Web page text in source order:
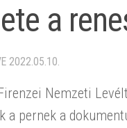
a
2022.05.10.
Nemzeti
a pernek a